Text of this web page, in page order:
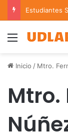
Menu
Inicio / Mtro.
Mtro.